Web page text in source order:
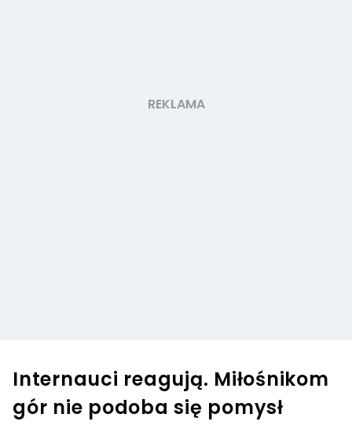
Internauci reagują. Miłośnikom
gór nie podoba się pomysł